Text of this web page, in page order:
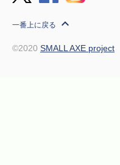
一番上に戻る expand_less
©2020 SMALL AXE project